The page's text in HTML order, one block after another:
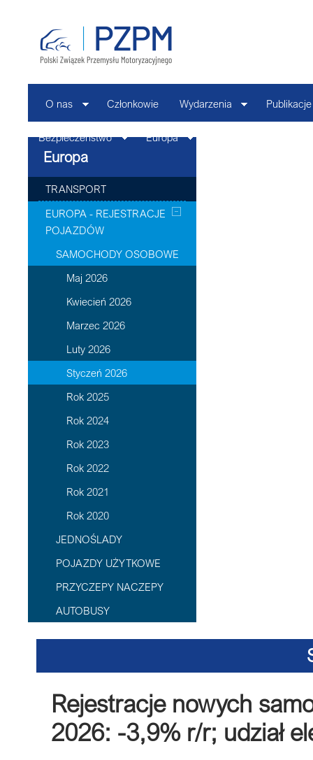
O nas Członkowie Wydarzenia Publikacje
Bezpieczeństwo Europa
Europa
TRANSPORT
EUROPA - REJESTRACJE
POJAZDÓW
SAMOCHODY OSOBOWE
Maj 2026
Kwiecień 2026
Marzec 2026
Luty 2026
Styczeń 2026
Rok 2025
Rok 2024
Rok 2023
Rok 2022
Rok 2021
Rok 2020
JEDNOŚLADY
POJAZDY UŻYTKOWE
PRZYCZEPY NACZEPY
AUTOBUSY
Rejestracje nowych
2026: -3,9% r/r; udział